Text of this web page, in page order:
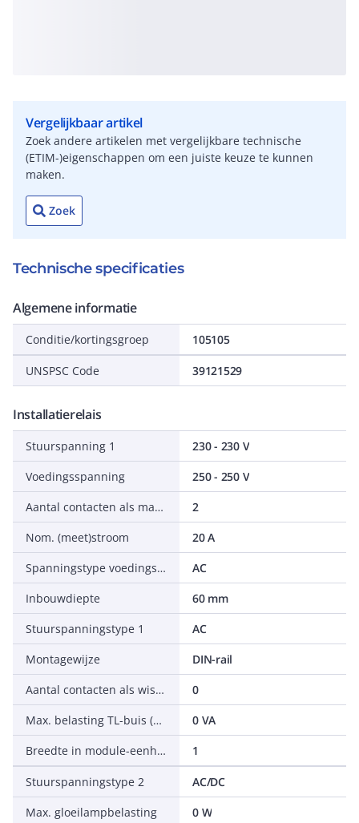
Vergelijkbaar artikel
Zoek andere artikelen met vergelijkbare technische
(ETIM-)eigenschappen om een juiste keuze te kunnen
maken.
Zoek
Technische specificaties
Algemene informatie
Conditie/kortingsgroep 105105
UNSPSC Code 39121529
Installatierelais
Stuurspanning 1
230 - 230 V
Voedingsspanning
250 - 250 V
Aantal contacten als maakcontact
2
Nom. (meet)stroom
20 A
Spanningstype voedingsspanning
AC
Inbouwdiepte
60 mm
Stuurspanningstype 1
AC
Montagewijze
DIN-rail
Aantal contacten als wisselcontact
0
Max. belasting TL-buis (duo-geschakeld)
0 VA
Breedte in module-eenheden
1
Stuurspanningstype 2
AC/DC
Max. gloeilampbelasting
0 W